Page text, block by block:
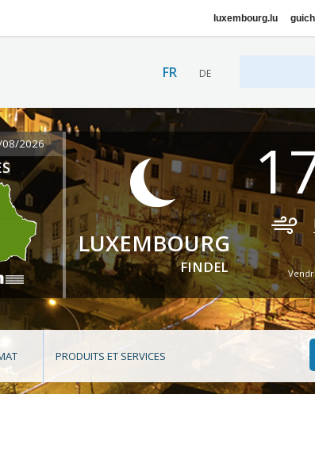
luxembourg.lu
FR DE
2026
LUXEMBOURG
FINDEL
PRODUITS ET SERVICES